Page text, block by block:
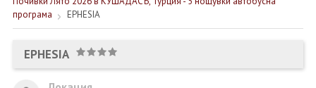
НОВА ГОДИНА ТУРЦИЯ
НОВА ГОДИНА
ПОЧИВКИ
програма
EPHESIA
EPHESIA